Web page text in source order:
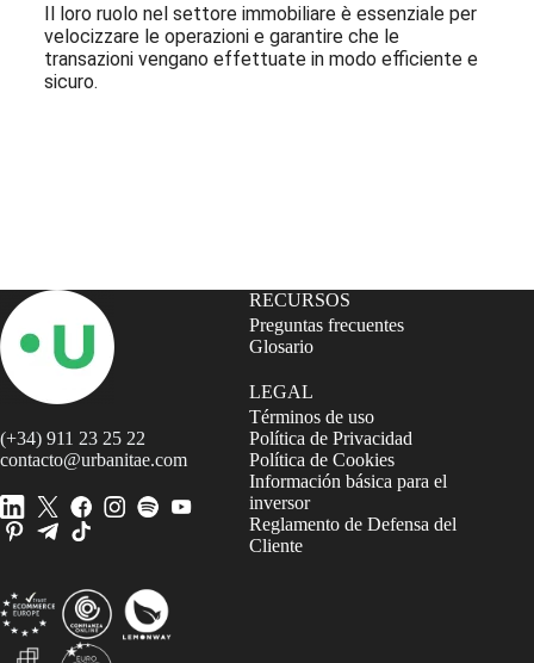
Il loro ruolo nel settore immobiliare è essenziale per
velocizzare le operazioni e garantire che le
transazioni vengano effettuate in modo efficiente e
sicuro.
(+34) 911 23 25 22
contacto@urbanitae.com
RECURSOS
Preguntas frecuentes
Glosario
LEGAL
Términos de uso
Política de Privacidad
Política de Cookies
Información básica para el
inversor
Reglamento de Defensa del
Cliente